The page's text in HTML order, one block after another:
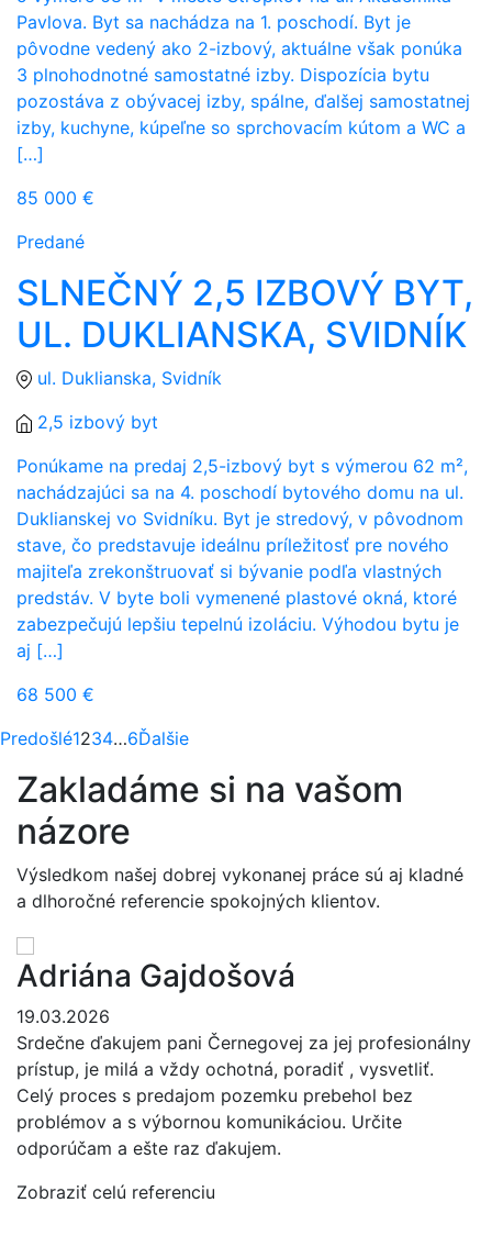
Pavlova. Byt sa nachádza na 1. poschodí. Byt je
pôvodne vedený ako 2-izbový, aktuálne však ponúka
3 plnohodnotné samostatné izby. Dispozícia bytu
pozostáva z obývacej izby, spálne, ďalšej samostatnej
izby, kuchyne, kúpeľne so sprchovacím kútom a WC a
[…]
85 000 €
Predané
SLNEČNÝ 2,5 IZBOVÝ BYT,
UL. DUKLIANSKA, SVIDNÍK
ul. Duklianska, Svidník
2,5 izbový byt
Ponúkame na predaj 2,5-izbový byt s výmerou 62 m²,
nachádzajúci sa na 4. poschodí bytového domu na ul.
Duklianskej vo Svidníku. Byt je stredový, v pôvodnom
stave, čo predstavuje ideálnu príležitosť pre nového
majiteľa zrekonštruovať si bývanie podľa vlastných
predstáv. V byte boli vymenené plastové okná, ktoré
zabezpečujú lepšiu tepelnú izoláciu. Výhodou bytu je
aj […]
68 500 €
PredošléStrana
1Strana
2Strana
3Strana
4…Strana
6Ďalšie
Zakladáme si na vašom
názore
Výsledkom našej dobrej vykonanej práce sú aj kladné
a dlhoročné referencie spokojných klientov.
Adriána Gajdošová
19.03.2026
Srdečne ďakujem pani Černegovej za jej profesionálny
prístup, je milá a vždy ochotná, poradiť , vysvetliť.
Celý proces s predajom pozemku prebehol bez
problémov a s výbornou komunikáciou. Určite
odporúčam a ešte raz ďakujem.
Zobraziť celú referenciu